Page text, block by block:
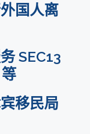
国人离
SEC13
移民局